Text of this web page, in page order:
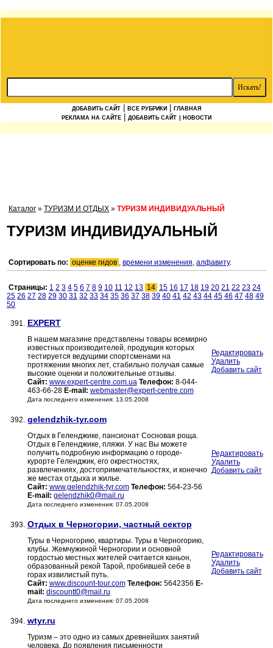
ДОБАВИТЬ САЙТ ВСЕ РУБРИКИ
ГЛАВНАЯ
РЕКЛАМА НА САЙТЕ
ДОБАВИТЬ САЙТ | НОВОСТИ
Каталог » ТУРИЗМ И ОТДЫХ » ТУРИЗМ ИНДИВИДУАЛЬНЫЙ
ТУРИЗМ ИНДИВИДУАЛЬНЫЙ
Сортировать по: оценке гидов , времени изменения, алфавиту.
Страницы: 1 2 3 4 5 6 7 8 9 10 11 12 13 14 15 16 17 18 19 20 21 22 23 24
25 26 27 28 29 30 31 32 33 34 35 36 37 38 39 40 41 42 43 44 45 46 47 48 49
50
391. EXPERT
В нашем магазине представлены товары всемирно
известных производителей, продукция которых
тестируется ведущими спортсменами на
протяжении многих лет, стабильно получая самые
высокие оценки и положительные отзывы.
Сайт: www.expert-centre.com.ua Телефон: 8-044-
463-66-28 E-mail: webmaster@expert-centre.com
Дата последнего изменения: 13.05.2008
Редактировать
Удалить
Добавить сайт
392. gelendzhik-tyr.com
Отдых в Геленджике, пансионат Сосновая роща.
Отдых в Геленджике, пляжи. У нас Вы можете
получить подробную информацию о городе-
курорте Геленджик, его окрестностях,
развлечениях, достопримечательностях, и конечно
же местах отдыха и жилье.
Сайт: www.gelendzhik-tyr.com Телефон: 564-23-56
E-mail: gelendzhik0@mail.ru
Дата последнего изменения: 07.05.2008
Редактировать
Удалить
Добавить сайт
393. Отдых в Черногории, частный сектор
Туры в Черногорию, квартиры. Туры в Черногорию,
клубы. Жемчужиной Черногории и основной
гордостью местных жителей считается каньон,
образованный рекой Тарой, пробившей себе в
горах извилистый путь.
Сайт: www.discount-tour.com Телефон: 5642356 E-
mail: discountt0@mail.ru
Дата последнего изменения: 07.05.2008
Редактировать
Удалить
Добавить сайт
394. wtyr.ru
Туризм – это одно из самых древнейших занятий
человека. До появления письменности